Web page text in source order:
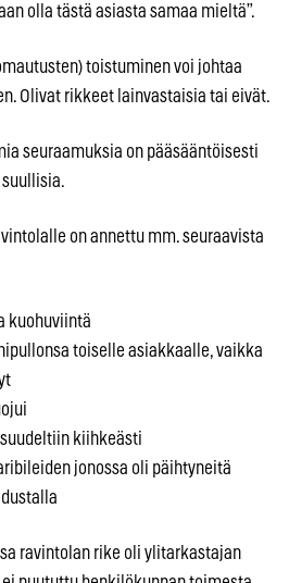
olla tästä asiasta samaa mieltä”.
toistuminen voi johtaa
Olivat rikkeet lainvastaisia tai eivät.
seuraamuksia on pääsääntöisesti
on annettu mm. seuraavista
kuohuviintä
toiselle asiakkaalle, vaikka
kiihkeästi
jonossa oli päihtyneitä
ravintolan rike oli ylitarkastajan